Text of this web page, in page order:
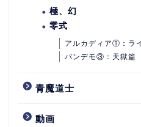
極、幻
零式
アルカディア①：ラ
パンデモ③：天獄篇
青魔道士
動画